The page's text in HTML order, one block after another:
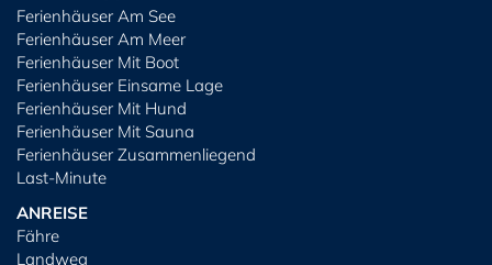
Ferienhäuser Am See
Ferienhäuser Am Meer
Ferienhäuser Mit Boot
Ferienhäuser Einsame Lage
Ferienhäuser Mit Hund
Ferienhäuser Mit Sauna
Ferienhäuser Zusammenliegend
Last-Minute
ANREISE
Fähre
Landweg